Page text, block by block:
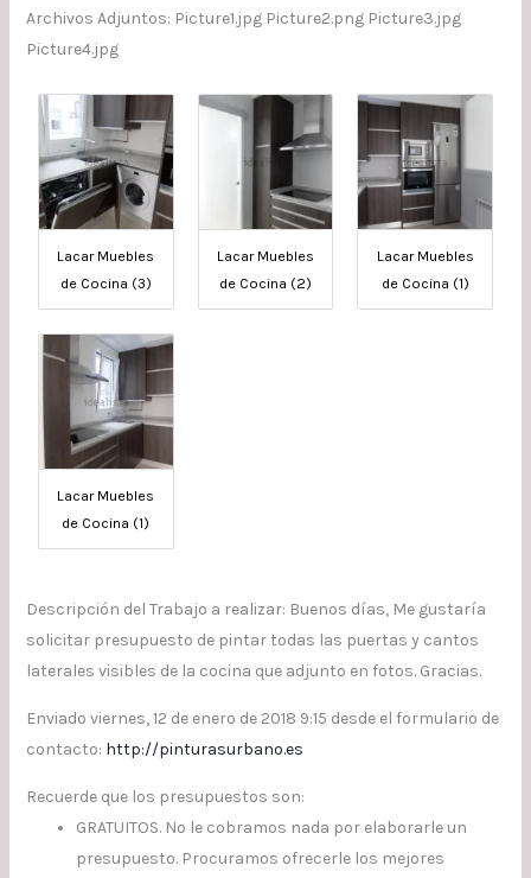
Archivos Adjuntos: Picture1.jpg Picture2.png Picture3.jpg
Picture4.jpg
Lacar Muebles
de Cocina (3)
Lacar Muebles
de Cocina (2)
Lacar Muebles
de Cocina (1)
Lacar Muebles
de Cocina (1)
Descripción del Trabajo a realizar: Buenos días, Me gustaría
solicitar presupuesto de pintar todas las puertas y cantos
laterales visibles de la cocina que adjunto en fotos. Gracias.
Enviado viernes, 12 de enero de 2018 9:15 desde el formulario de
contacto: http://pinturasurbano.es
Recuerde que los presupuestos son:
GRATUITOS. No le cobramos nada por elaborarle un
presupuesto. Procuramos ofrecerle los mejores